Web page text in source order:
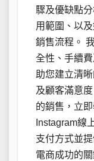
驟及優缺點
用範圍、以
銷售流程。
全性、手續
助您建立清
及顧客滿意
的銷售，立
Instagram線
支付方式並
電商成功的關